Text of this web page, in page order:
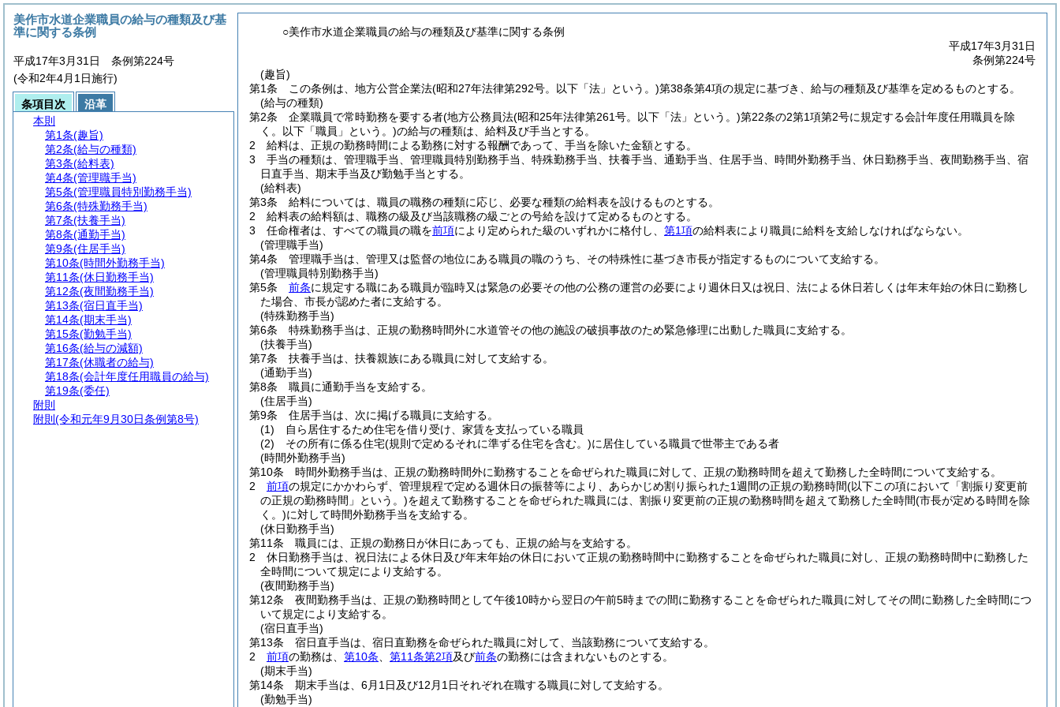
○美作市水道企業職員の給与の種類及び基準に関する条例
平成17年3月31日
条例第224号
(趣旨)
第1条
この条例は、地方公営企業法(昭和27年法律第292号。以下「法」という。)第38条第4項の規定に基づき、給与の種類及び基準を定めるものとする。
(給与の種類)
第2条
企業職員で常時勤務を要する者(地方公務員法(昭和25年法律第261号。以下「法」という。)第22条の2第1項第2号に規定する会計年度任用職員を除
く。以下「職員」という。)の給与の種類は、給料及び手当とする。
2
給料は、正規の勤務時間による勤務に対する報酬であって、手当を除いた金額とする。
3
手当の種類は、管理職手当、管理職員特別勤務手当、特殊勤務手当、扶養手当、通勤手当、住居手当、時間外勤務手当、休日勤務手当、夜間勤務手当、宿
日直手当、期末手当及び勤勉手当とする。
(給料表)
第3条
給料については、職員の職務の種類に応じ、必要な種類の給料表を設けるものとする。
2
給料表の給料額は、職務の級及び当該職務の級ごとの号給を設けて定めるものとする。
3
任命権者は、すべての職員の職を前項により定められた級のいずれかに格付し、 第1項の給料表により職員に給料を支給しなければならない。
(管理職手当)
第4条
管理職手当は、管理又は監督の地位にある職員の職のうち、その特殊性に基づき市長が指定するものについて支給する。
(管理職員特別勤務手当)
第5条
前条に規定する職にある職員が臨時又は緊急の必要その他の公務の運営の必要により週休日又は祝日、法による休日若しくは年末年始の休日に勤務し
た場合、市長が認めた者に支給する。
(特殊勤務手当)
第6条
特殊勤務手当は、正規の勤務時間外に水道管その他の施設の破損事故のため緊急修理に出動した職員に支給する。
(扶養手当)
第7条
扶養手当は、扶養親族にある職員に対して支給する。
(通勤手当)
第8条
職員に通勤手当を支給する。
(住居手当)
第9条
住居手当は、次に掲げる職員に支給する。
(1)
自ら居住するため住宅を借り受け、家賃を支払っている職員
(2)
その所有に係る住宅(規則で定めるそれに準ずる住宅を含む。)に居住している職員で世帯主である者
(時間外勤務手当)
第10条
時間外勤務手当は、正規の勤務時間外に勤務することを命ぜられた職員に対して、正規の勤務時間を超えて勤務した全時間について支給する。
2
前項の規定にかかわらず、管理規程で定める週休日の振替等により、あらかじめ割り振られた1週間の正規の勤務時間(以下この項において「割振り変更前
の正規の勤務時間」という。)を超えて勤務することを命ぜられた職員には、割振り変更前の正規の勤務時間を超えて勤務した全時間(市長が定める時間を除
く。)に対して時間外勤務手当を支給する。
(休日勤務手当)
第11条
職員には、正規の勤務日が休日にあっても、正規の給与を支給する。
2
休日勤務手当は、祝日法による休日及び年末年始の休日において正規の勤務時間中に勤務することを命ぜられた職員に対し、正規の勤務時間中に勤務した
全時間について規定により支給する。
(夜間勤務手当)
第12条
夜間勤務手当は、正規の勤務時間として午後10時から翌日の午前5時までの間に勤務することを命ぜられた職員に対してその間に勤務した全時間につ
いて規定により支給する。
(宿日直手当)
第13条
宿日直手当は、宿日直勤務を命ぜられた職員に対して、当該勤務について支給する。
2
前項の勤務は、 第10条 第11条第2項及び前条の勤務には含まれないものとする。
(期末手当)
第14条
期末手当は、6月1日及び12月1日それぞれ在職する職員に対して支給する。
(勤勉手当)
美作市水道企業職員の給与の種類及び基
準に関する条例
平成17年3月31日 条例第224号
(令和2年4月1日施行)
条項目次
沿革
本則
第1条(趣旨)
第2条(給与の種類)
第3条(給料表)
第4条(管理職手当)
第5条(管理職員特別勤務手当)
第6条(特殊勤務手当)
第7条(扶養手当)
第8条(通勤手当)
第9条(住居手当)
第10条(時間外勤務手当)
第11条(休日勤務手当)
第12条(夜間勤務手当)
第13条(宿日直手当)
第14条(期末手当)
第15条(勤勉手当)
第16条(給与の減額)
第17条(休職者の給与)
第18条(会計年度任用職員の給与)
第19条(委任)
附則
附則 (令和元年9月30日条例第8号)